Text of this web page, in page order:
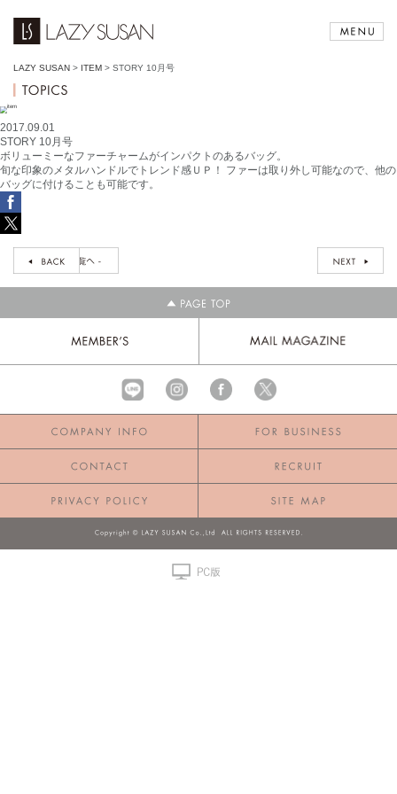
LAZY SUSAN > ITEM > STORY 10月号
2017.09.01
STORY 10月号
ボリューミーなファーチャームがインパクトのあるバッグ。
旬な印象のメタルハンドルでトレンド感ＵＰ！ ファーは取り外し可能なので、他の
バッグに付けることも可能です。